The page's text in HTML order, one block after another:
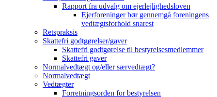
Rapport fra udvalg om ejerlejlighedsloven
Ejerforeninger bør gennemgå foreningens
vedtægtsforhold snarest
Retspraksis
Skattefri godtgørelser/gaver
Skattefri godtgørelse til bestyrelsesmedlemmer
Skattefri gaver
Normalvedtægt og/eller særvedtægt?
Normalvedtægt
Vedtægter
Forretningsorden for bestyrelsen